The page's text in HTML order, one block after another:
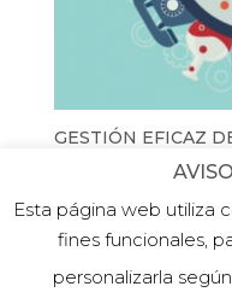
GESTIÓN EFICAZ
©2019 PLATEA
Esta página web utiliza
fines funcionales,
personalizarla